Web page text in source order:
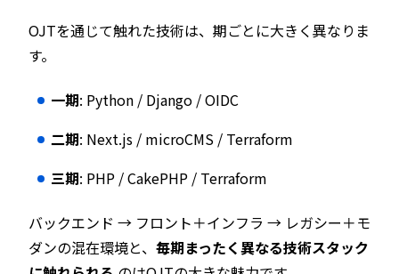
OJTを通じて触れた技術は、期ごとに大きく異なりま
す。
一期: Python / Django / OIDC
二期: Next.js / microCMS / Terraform
三期: PHP / CakePHP / Terraform
バックエンド → フロント＋インフラ → レガシー＋モ
ダンの混在環境と、 毎期まったく異なる技術スタック